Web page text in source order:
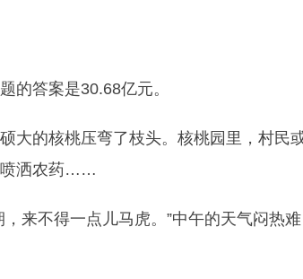
的答案是30.68亿元。
大的核桃压弯了枝头。核桃园里，村民
喷洒农药……
来不得一点儿马虎。”中午的天气闷热难